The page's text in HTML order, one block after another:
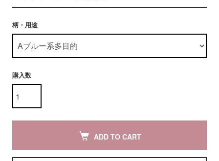
柄・用途
購入数
ADD TO CART